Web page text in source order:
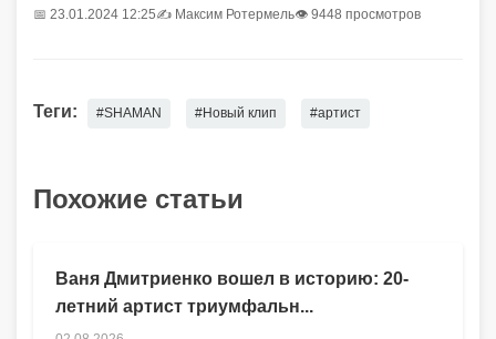
📅 23.01.2024 12:25✍️ Максим Ротермель👁 9448 просмотров
Теги: #SHAMAN #Новый клип #артист
Похожие статьи
Ваня Дмитриенко вошел в историю: 20-
летний артист триумфальн...